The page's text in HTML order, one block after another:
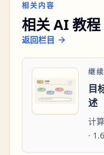
相关内容
相关 AI 教程
返回栏目
继
目
述
计
·